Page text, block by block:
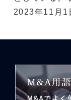
2023年11月1